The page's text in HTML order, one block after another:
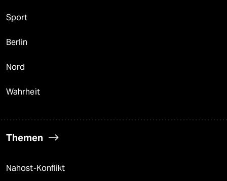
Sport
Berlin
Nord
Wahrheit
Themen
Nahost-Konflikt